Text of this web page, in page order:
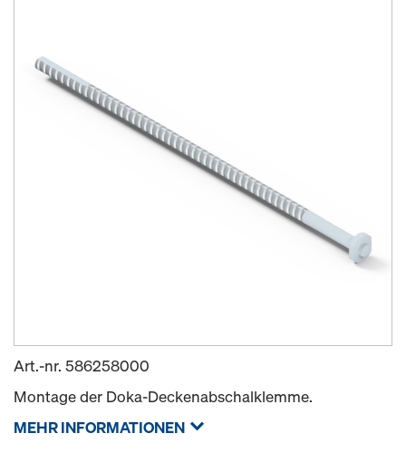
Art.-nr. 586258000
Montage der Doka-Deckenabschalklemme.
MEHR INFORMATIONEN